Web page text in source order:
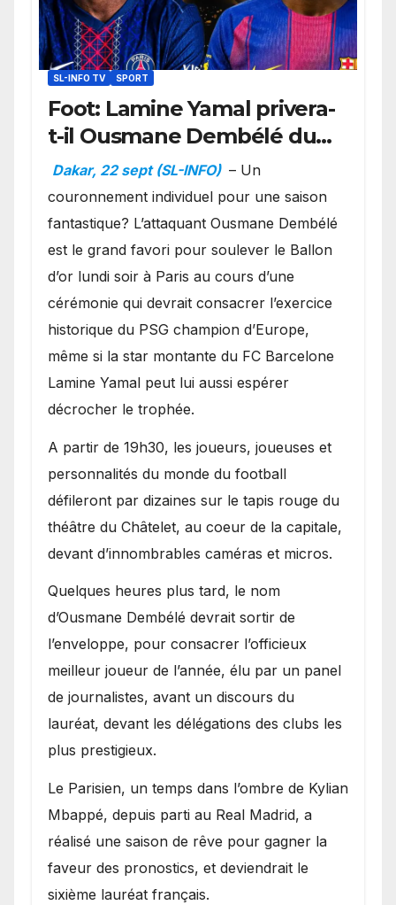
SL-INFO TV SPORT
Foot: Lamine Yamal privera-
t-il Ousmane Dembélé du
Ballon d’or ?
Dakar, 22 sept (SL-INFO) – Un
couronnement individuel pour une saison
fantastique? L’attaquant Ousmane Dembélé
est le grand favori pour soulever le Ballon
d’or lundi soir à Paris au cours d’une
cérémonie qui devrait consacrer l’exercice
historique du PSG champion d’Europe,
même si la star montante du FC Barcelone
Lamine Yamal peut lui aussi espérer
décrocher le trophée.
A partir de 19h30, les joueurs, joueuses et
personnalités du monde du football
défileront par dizaines sur le tapis rouge du
théâtre du Châtelet, au coeur de la capitale,
devant d’innombrables caméras et micros.
Quelques heures plus tard, le nom
d’Ousmane Dembélé devrait sortir de
l’enveloppe, pour consacrer l’officieux
meilleur joueur de l’année, élu par un panel
de journalistes, avant un discours du
lauréat, devant les délégations des clubs les
plus prestigieux.
Le Parisien, un temps dans l’ombre de Kylian
Mbappé, depuis parti au Real Madrid, a
réalisé une saison de rêve pour gagner la
faveur des pronostics, et deviendrait le
sixième lauréat français.